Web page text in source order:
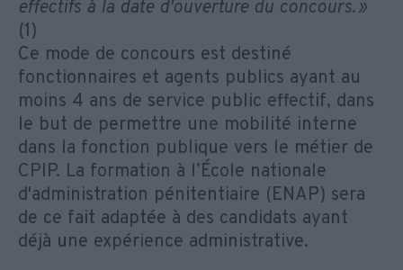
effectifs à la date d'ouverture du concours. »
(1)
Ce mode de concours est destiné
fonctionnaires et agents publics ayant au
moins 4 ans de service public effectif, dans
le but de permettre une mobilité interne
dans la fonction publique vers le métier de
CPIP. La formation à l’École nationale
d'administration pénitentiaire (ENAP) sera
de ce fait adaptée à des candidats ayant
déjà une expérience administrative.